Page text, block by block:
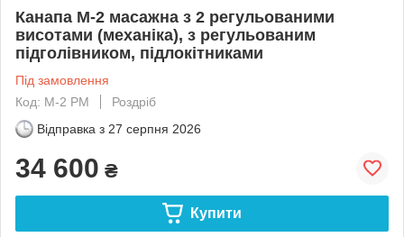
Канапа М-2 масажна з 2 регульованими
висотами (механіка), з регульованим
підголівником, підлокітниками
Під замовлення
Код: М-2 РМ
Роздріб
Відправка з 27 серпня 2026
34 600 ₴
Купити